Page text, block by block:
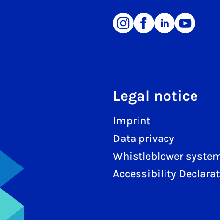
Legal notice
Imprint
Data privacy
Whistleblower
Accessibility